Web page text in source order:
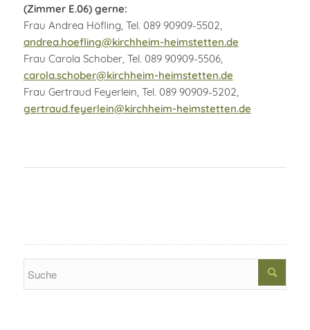
(Zimmer E.06) gerne:
Frau Andrea Höfling, Tel. 089 90909-5502,
andrea.hoefling@kirchheim-heimstetten.de
Frau Carola Schober, Tel. 089 90909-5506,
carola.schober@kirchheim-heimstetten.de
Frau Gertraud Feyerlein, Tel. 089 90909-5202,
gertraud.feyerlein@kirchheim-heimstetten.de